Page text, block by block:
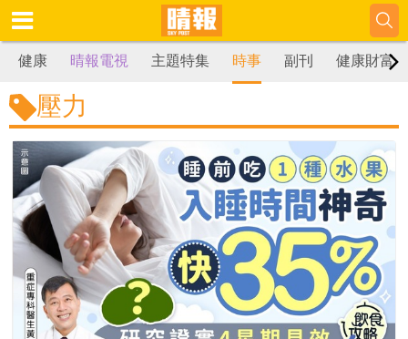
健康 晴報電視 主題特集 時事 副刊 健康財富
壓力